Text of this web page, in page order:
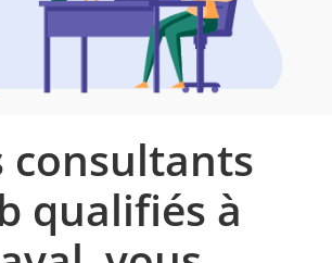
consultants
qualifiés à